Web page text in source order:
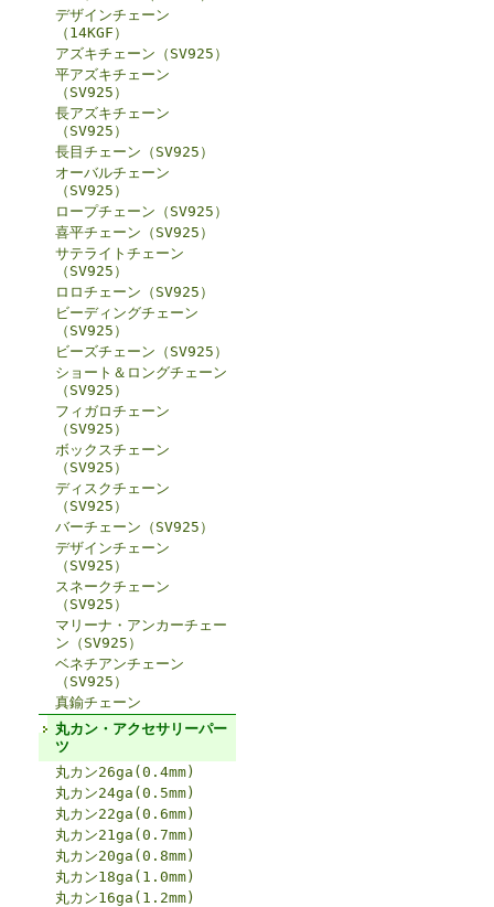
デザインチェーン
（14KGF）
アズキチェーン（SV925）
平アズキチェーン
（SV925）
長アズキチェーン
（SV925）
長目チェーン（SV925）
オーバルチェーン
（SV925）
ロープチェーン（SV925）
喜平チェーン（SV925）
サテライトチェーン
（SV925）
ロロチェーン（SV925）
ビーディングチェーン
（SV925）
ビーズチェーン（SV925）
ショート＆ロングチェーン
（SV925）
フィガロチェーン
（SV925）
ボックスチェーン
（SV925）
ディスクチェーン
（SV925）
バーチェーン（SV925）
デザインチェーン
（SV925）
スネークチェーン
（SV925）
マリーナ・アンカーチェー
ン（SV925）
ベネチアンチェーン
（SV925）
真鍮チェーン
丸カン・アクセサリーパー
ツ
丸カン26ga(0.4mm)
丸カン24ga(0.5mm)
丸カン22ga(0.6mm)
丸カン21ga(0.7mm)
丸カン20ga(0.8mm)
丸カン18ga(1.0mm)
丸カン16ga(1.2mm)